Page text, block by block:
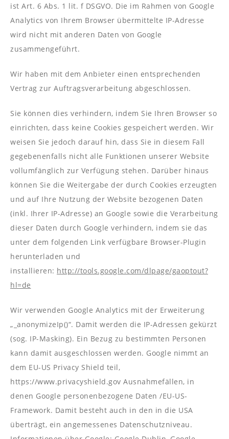
ist Art. 6 Abs. 1 lit. f DSGVO. Die im Rahmen von Google
Analytics von Ihrem Browser übermittelte IP-Adresse
wird nicht mit anderen Daten von Google
zusammengeführt.
Wir haben mit dem Anbieter einen entsprechenden
Vertrag zur Auftragsverarbeitung abgeschlossen.
Sie können dies verhindern, indem Sie Ihren Browser so
einrichten, dass keine Cookies gespeichert werden. Wir
weisen Sie jedoch darauf hin, dass Sie in diesem Fall
gegebenenfalls nicht alle Funktionen unserer Website
vollumfänglich zur Verfügung stehen. Darüber hinaus
können Sie die Weitergabe der durch Cookies erzeugten
und auf Ihre Nutzung der Website bezogenen Daten
(inkl. Ihrer IP-Adresse) an Google sowie die Verarbeitung
dieser Daten durch Google verhindern, indem sie das
unter dem folgenden Link verfügbare Browser-Plugin
herunterladen und
installieren: http://tools.google.com/dlpage/gaoptout?
hl=de
Wir verwenden Google Analytics mit der Erweiterung
„_anonymizeIp()“. Damit werden die IP-Adressen gekürzt
(sog. IP-Masking). Ein Bezug zu bestimmten Personen
kann damit ausgeschlossen werden. Google nimmt an
dem EU-US Privacy Shield teil,
https://www.privacyshield.gov Ausnahmefällen, in
denen Google personenbezogene Daten /EU-US-
Framework. Damit besteht auch in den in die USA
überträgt, ein angemessenes Datenschutzniveau.